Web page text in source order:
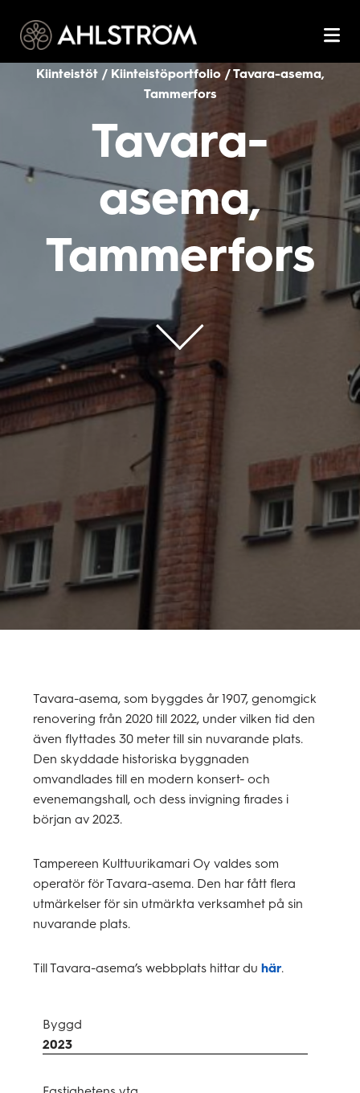
Kiinteistöt / Kiinteistöportfolio / Tavara-asema,
Tammerfors
Tavara-
asema,
Tammerfors
Tavara-asema, som byggdes år 1907, genomgick
renovering från 2020 till 2022, under vilken tid den
även flyttades 30 meter till sin nuvarande plats.
Den skyddade historiska byggnaden
omvandlades till en modern konsert- och
evenemangshall, och dess invigning firades i
början av 2023.
Tampereen Kulttuurikamari Oy valdes som
operatör för Tavara-asema. Den har fått flera
utmärkelser för sin utmärkta verksamhet på sin
nuvarande plats.
Till Tavara-asema’s webbplats hittar du här.
Byggd
2023